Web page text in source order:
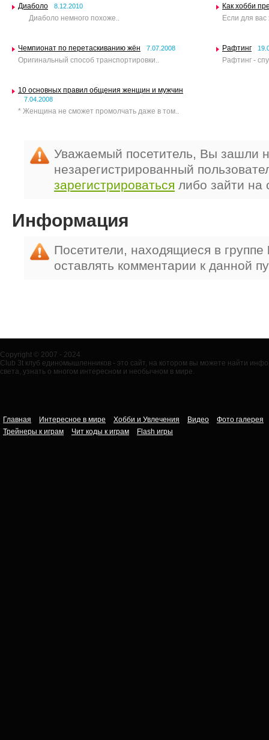
Диаболо 8.12.2010
Диаболо немного похоже..
Как хобби
Если для
Чемпионат по перетаскиванию жён 7.07.2008
Оригинальный способ транспортировки..
Рафтинг
Рафтинг -
10 основных правил общения женщин и мужчин
7.04.2008
* Женщина не сможет промолчать даже в том..
Уважаемый посетитель, Вы зашли
незарегистрированный
зарегистрироваться либо зайти на
Информация
Посетители, находящиеся в группе
оставлять комментарии к данной
Copyright © 2007 - 2024
Club 3t клуб единомышленников - это сайт, на котором вы можете найти
света, узнать о многом интересном и необычном в мире.
Главная Интересное в мире Хобби и Увлечения Видео
Фото галерея
Трейнеры к играм
Чит коды к играм Flash игры